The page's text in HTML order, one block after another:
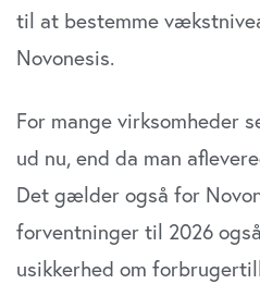
til at bestemme
Novonesis.
For mange virksomheder
ud nu, end da man
Det gælder også for
forventninger til 2026
usikkerhed om